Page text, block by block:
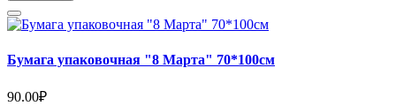
Бумага упаковочная "8 Марта" 70*100см
90.00₽